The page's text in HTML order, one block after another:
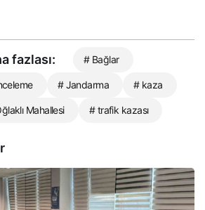
fazlası: # Bağlar
# Jandarma # kaza
Mahallesi # trafik kazası